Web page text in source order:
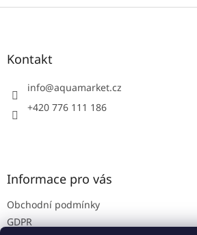
Z
Kontakt
info@aquamarket.cz
+420 776 111 186
Informace pro vás
Obchodní podmínky
GDPR